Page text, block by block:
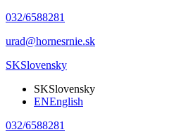
032/6588281
urad@hornesrnie.sk
SKSlovensky
SKSlovensky
ENEnglish
032/6588281